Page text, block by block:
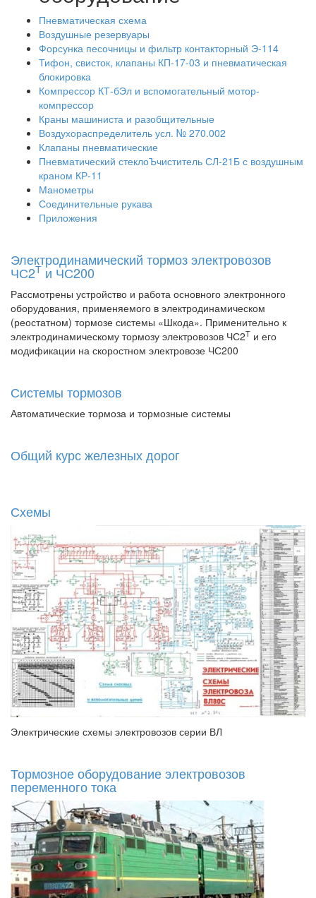
Пневматическая схема
Воздушные резервуары
Форсунка песочницы и фильтр контакторный Э-114
Тифон, свисток, клапаны КП-17-03 и пневматическая
блокировка
Компрессор КТ-бЭл и вспомогательный мотор-
компрессор
Краны машиниста и разобщительные
Воздухораспределитель усл. № 270.002
Клапаны пневматические
Пневматический стеклоЪчиститель СЛ-21Б с воздушным
краном КР-11
Манометры
Соединительные рукава
Приложения
Электродинамический тормоз электровозов
ЧС2Т и ЧС200
Рассмотрены устройство и работа основного электронного
оборудования, применяемого в электродинамическом
(реостатном) тормозе системы «Шкода». Применительно к
электродинамическому тормозу электровозов ЧС2Т и его
модификации на скоростном электровозе ЧС200
Системы тормозов
Автоматические тормоза и тормозные системы
Общий курс железных дорог
Схемы
Электрические схемы электровозов серии ВЛ
Тормозное оборудование электровозов
переменного тока